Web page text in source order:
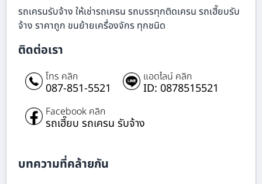
รถเครนรับจ้าง ให้เช่ารถเครน รถบรรทุกติดเครน รถเฮี๊ยบรับ
จ้าง ราคาถูก ขนย้ายเครื่องจักร ทุกชนิด
ติดต่อเรา
โทร คลิก
087-851-5521
แอดไลน์ คลิก
ID: 0878515521
Facebook คลิก
รถเฮี๊ยบ รถเครน รับจ้าง
บทความที่คล้ายกัน